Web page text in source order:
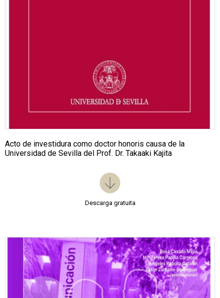
Acto de investidura como doctor honoris causa de la
Universidad de Sevilla del Prof. Dr. Takaaki Kajita
Descarga gratuita